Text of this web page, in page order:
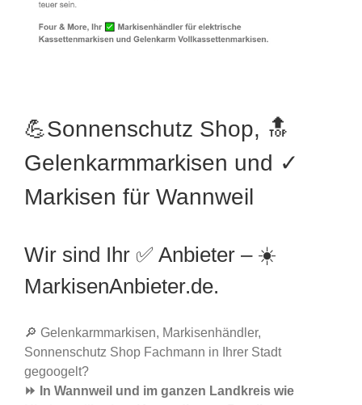
💪Sonnenschutz Shop, 🔝
Gelenkarmmarkisen und ✓
Markisen für Wannweil
Wir sind Ihr ✅ Anbieter – ☀️
MarkisenAnbieter.de.
🔎 Gelenkarmmarkisen, Markisenhändler,
Sonnenschutz Shop Fachmann in Ihrer Stadt
gegoogelt?
⏩ In Wannweil und im ganzen Landkreis wie